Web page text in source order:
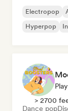
Electropop
Hyperpop
> 2700
Dance pop